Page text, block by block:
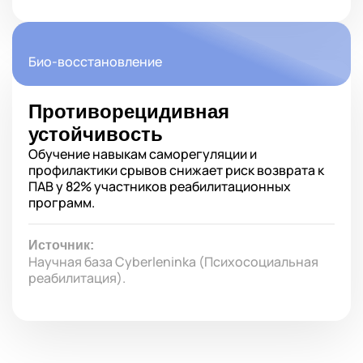
Био-восстановление
Противорецидивная
устойчивость
Обучение навыкам саморегуляции и
профилактики срывов снижает риск возврата к
ПАВ у 82% участников реабилитационных
программ.
Источник:
Научная база Cyberleninka (Психосоциальная
реабилитация).